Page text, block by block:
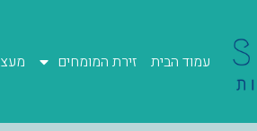
עמוד הבית זירת המומחים